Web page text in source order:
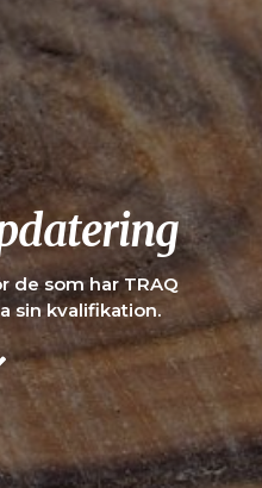
de som har TRAQ
sin kvalifikation.